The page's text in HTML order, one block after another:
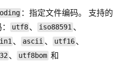
：指定文件编码。 支持的
utf8 、 iso88591 、
、 ascii、 utf16 、
、 utf8bom 和